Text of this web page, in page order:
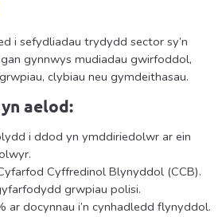
i sefydliadau trydydd sector sy’n
gynnwys mudiadau gwirfoddol,
clybiau neu gymdeithasau.
aelod:
i ddod yn ymddiriedolwr ar ein
Cyffredinol Blynyddol (CCB).
grwpiau polisi.
ar docynnau i’n cynhadledd flynyddol.